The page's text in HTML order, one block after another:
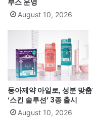
August 10, 2026
동아제약 아일로, 성분 맞
‘스킨 솔루션’ 3종 출시
August 10, 2026